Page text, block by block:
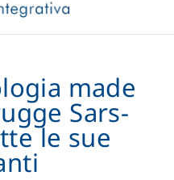
made
Sars-
le sue